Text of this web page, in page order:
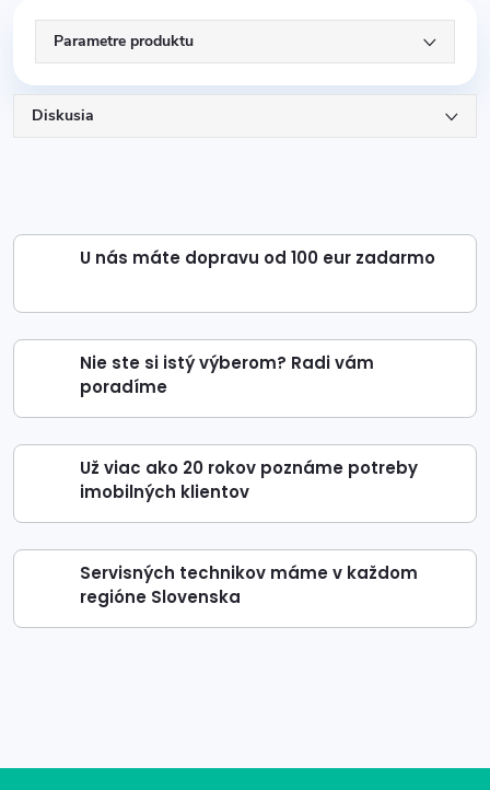
Parametre produktu
Diskusia
U nás máte dopravu od 100 eur zadarmo
Nie ste si istý výberom? Radi vám
poradíme
Už viac ako 20 rokov poznáme potreby
imobilných klientov
Servisných technikov máme v každom
regióne Slovenska